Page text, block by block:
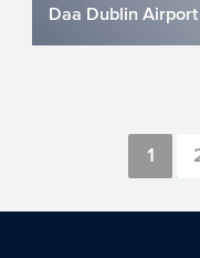
Daa Dublin Airport
reduceren
1